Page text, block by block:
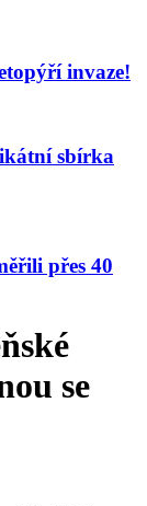
invaze!
sbírka
přes 40
se